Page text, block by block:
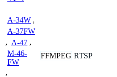
A-34W ,
A-37FW
, A-47 ,
M-46-
FW
,
FFMPEG RTSP